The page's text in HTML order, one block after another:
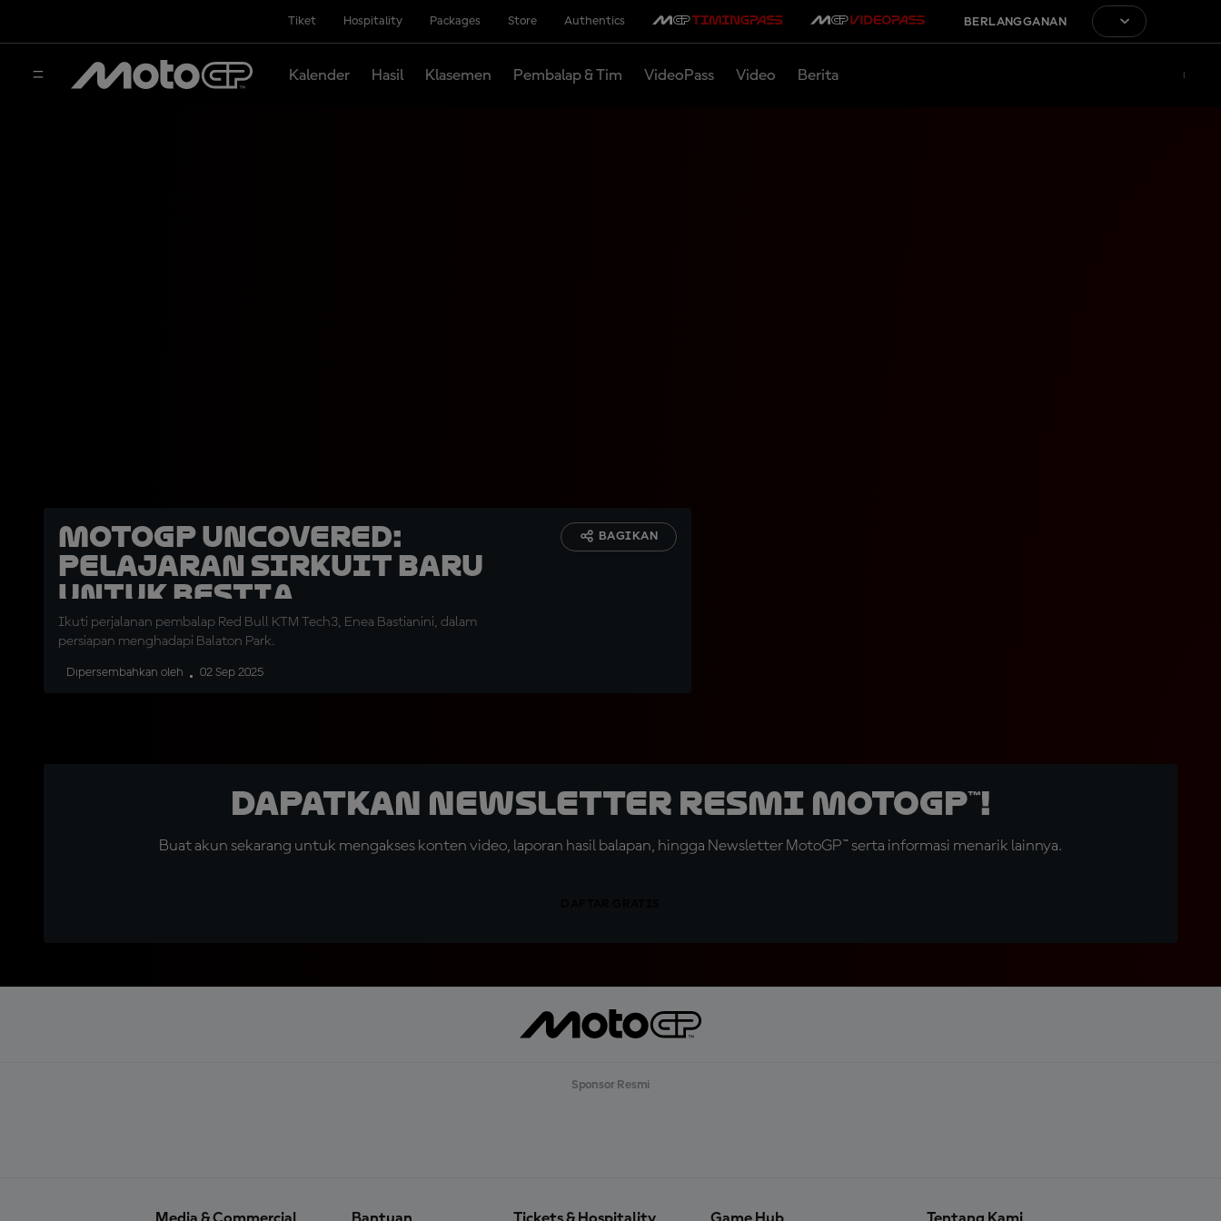
Tiket Hospitality Packages Store Authentics BERLANGGANAN
Kalender Hasil Klasemen Pembalap & Tim VideoPass Video Berita
MotoGP Uncovered:
Pelajaran Sirkuit Baru
untuk Bestia
Ikuti perjalanan pembalap Red Bull KTM Tech3, Enea Bastianini, dalam
persiapan menghadapi Balaton Park.
Dipersembahkan oleh 02 Sep 2025
BAGIKAN
Dapatkan Newsletter Resmi MotoGP™!
Buat akun sekarang untuk mengakses konten video, laporan hasil balapan, hingga Newsletter MotoGP™ serta informasi menarik lainnya.
Sponsor Resmi